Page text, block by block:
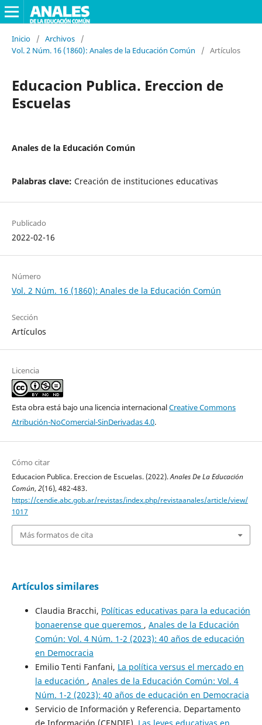
Inicio / Archivos
/
Vol. 2 Núm. 16 (1860): Anales de la Educación Común
/ Artículos
Educacion Publica. Ereccion de
Escuelas
Anales de la Educación Común
Palabras clave: Creación de instituciones educativas
Publicado
2022-02-16
Número
Vol. 2 Núm. 16 (1860): Anales de la Educación Común
Sección
Artículos
Licencia
Esta obra está bajo una licencia internacionalCreative Commons
Atribución-NoComercial-SinDerivadas 4.0.
Cómo citar
Educacion Publica. Ereccion de Escuelas. (2022).Anales De La Educación
Común, 2(16), 482-483.
https://cendie.abc.gob.ar/revistas/index.php/revistaanales/article/view/
1017
Más formatos de cita
Artículos similares
Claudia Bracchi, Políticas educativas para la educación
bonaerense que queremos , Anales de la Educación
Común: Vol. 4 Núm. 1-2 (2023): 40 años de educación
en Democracia
Emilio Tenti Fanfani, La política versus el mercado en
la educación , Anales de la Educación Común: Vol. 4
Núm. 1-2 (2023): 40 años de educación en Democracia
Servicio de Información y Referencia. Departamento
de Información (CENDIE), Las leyes educativas en